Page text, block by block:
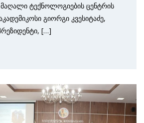
მაღალი ტექნოლოგიების ცენტრის
გიორგი კვესიტაძე,
[…]